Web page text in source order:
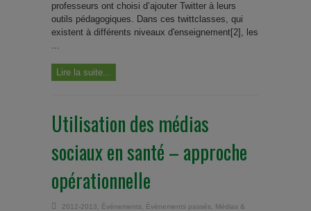
professeurs ont choisi d’ajouter Twitter à leurs
outils pédagogiques. Dans ces twittclasses, qui
existent à différents niveaux d'enseignement[2], les
...
Lire la suite...
Utilisation des médias
sociaux en santé – approche
opérationnelle
2012-2013 Événements Évènements passés
Médias &